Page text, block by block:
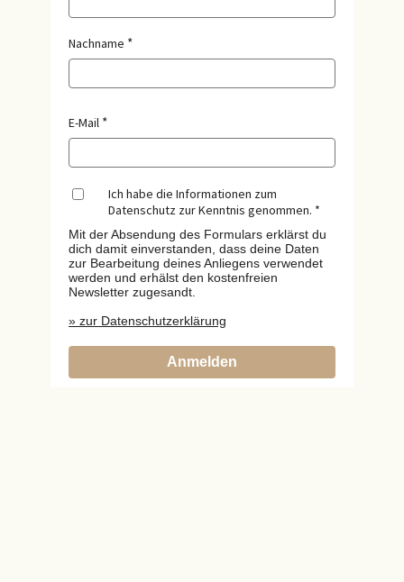
Nachname
E-Mail
Ich habe die Informationen zum
Datenschutz zur Kenntnis genommen.
Mit der Absendung des Formulars erklärst du
dich damit einverstanden, dass deine Daten
zur Bearbeitung deines Anliegens verwendet
werden und erhälst den kostenfreien
Newsletter zugesandt.
» zur Datenschutzerklärung
Anmelden